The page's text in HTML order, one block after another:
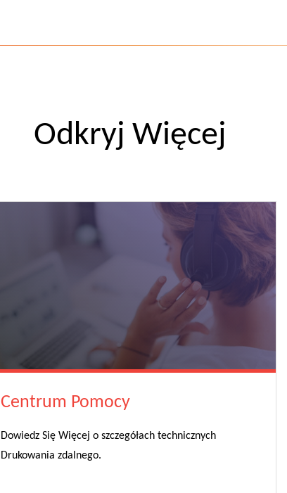
Odkryj Więcej
Centrum Pomocy
Dowiedz Się Więcej o szczegółach technicznych
Drukowania zdalnego.